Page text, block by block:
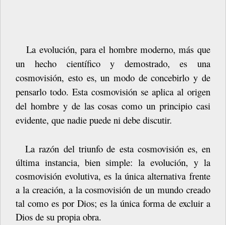
La evolución, para el hombre moderno, más que
un hecho científico y demostrado, es una
cosmovisión, esto es, un modo de concebirlo y de
pensarlo todo. Esta cosmovisión se aplica al origen
del hombre y de las cosas como un principio casi
evidente, que nadie puede ni debe discutir.
La razón del triunfo de esta cosmovisión es, en
última instancia, bien simple: la evolución, y la
cosmovisión evolutiva, es la única alternativa frente
a la creación, a la cosmovisión de un mundo creado
tal como es por Dios; es la única forma de excluir a
Dios de su propia obra.